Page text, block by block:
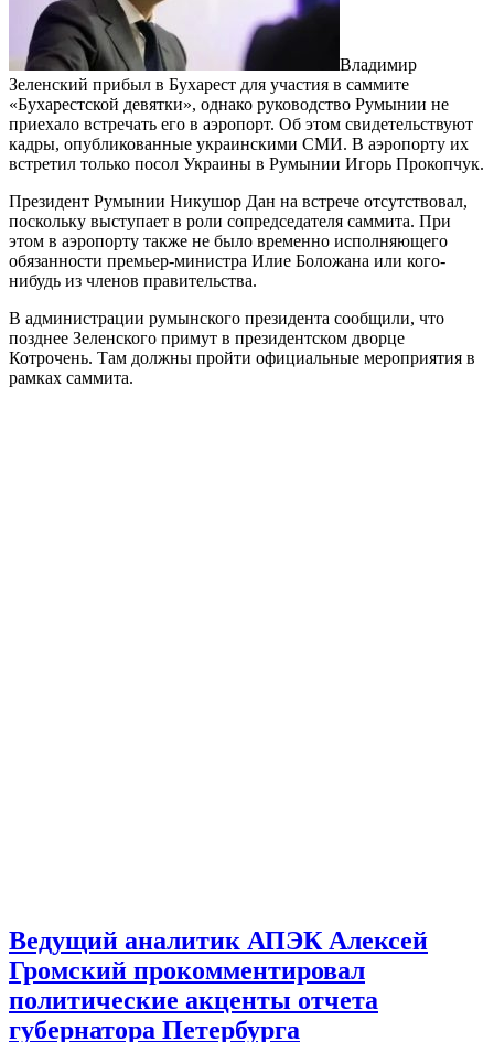
Владимир
Зеленский прибыл в Бухарест для участия в саммите
«Бухарестской девятки», однако руководство Румынии не
приехало встречать его в аэропорт. Об этом свидетельствуют
кадры, опубликованные украинскими СМИ. В аэропорту их
встретил только посол Украины в Румынии Игорь Прокопчук.
Президент Румынии Никушор Дан на встрече отсутствовал,
поскольку выступает в роли сопредседателя саммита. При
этом в аэропорту также не было временно исполняющего
обязанности премьер-министра Илие Боложана или кого-
нибудь из членов правительства.
В администрации румынского президента сообщили, что
позднее Зеленского примут в президентском дворце
Котрочень. Там должны пройти официальные мероприятия в
рамках саммита.
Ведущий аналитик АПЭК Алексей
Громский прокомментировал
политические акценты отчета
губернатора Петербурга